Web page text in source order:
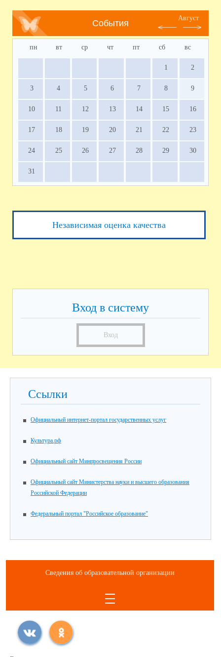
События
Август
пн вт ср чт пт сб вс
1 2
3 4 5 6 7 8 9
10 11 12 13 14 15 16
17 18 19 20 21 22 23
24 25 26 27 28 29 30
31
Независимая оценка качества
Вход в систему
Вход
Ссылки
Официальный интернет-портал государственных услуг
Культура.рф
Официальный сайт Минпросвещения России
Официальный сайт Министерства науки и высшего образования
Российской Федерации
Федеральный портал "Российское образование"
Сведения об образовательной организации